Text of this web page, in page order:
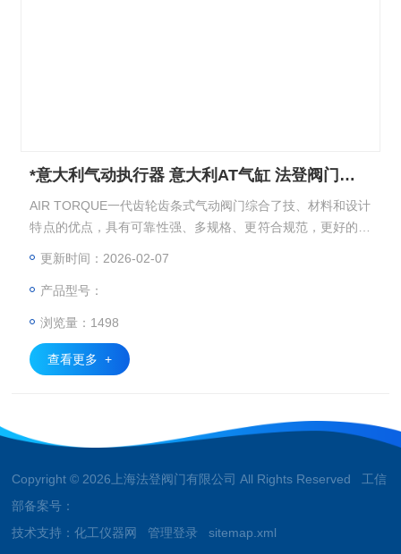
*意大利气动执行器 意大利AT气缸 法登阀门供应
AIR TORQUE一代齿轮齿条式气动阀门综合了技、材料和设计
特点的优点，具有可靠性强、多规格、更符合规范，更好的表
更新时间：2026-02-07
产品型号：
浏览量：1498
查看更多 +
Copyright © 2026上海法登阀门有限公司 All Rights Reserved 工信
部备案号：
技术支持：化工仪器网 管理登录 sitemap.xml